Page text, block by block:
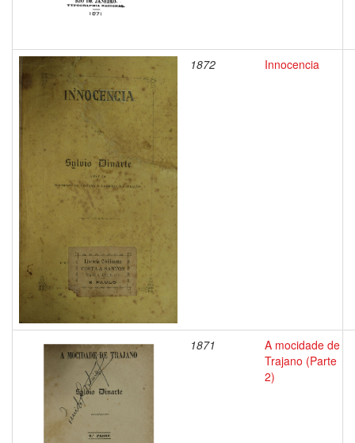
1872 Innocencia
1871
A mocidade de
Trajano (Parte
2)